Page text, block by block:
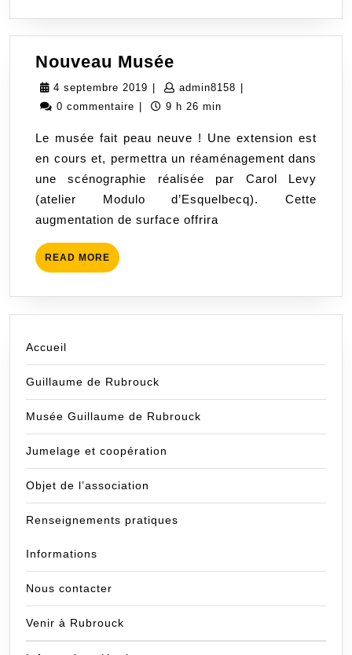
Nouveau Musée
Musée
4 septembre 2019 4
septembre
admin8158 admin8158
0 commentaire
9 h 26 min
Le musée fait peau neuve ! Une extension est
en cours et, permettra un réaménagement dans
une scénographie réalisée par Carol Levy
(atelier Modulo d’Esquelbecq). Cette
augmentation de surface offrira
READ MORE READ
MORE
Accueil
Guillaume de Rubrouck
Musée Guillaume de Rubrouck
Jumelage et coopération
Objet de l’association
Renseignements pratiques
Informations
Nous contacter
Venir à Rubrouck